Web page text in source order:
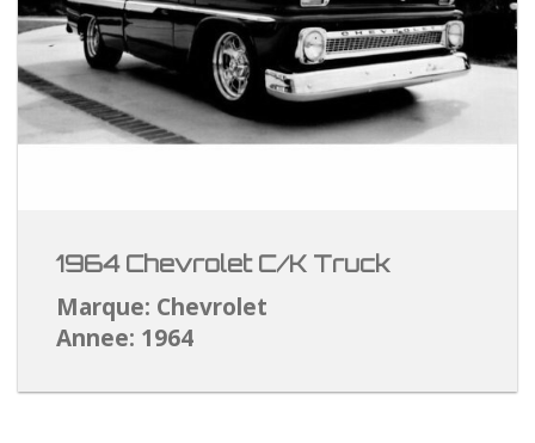
1964 Chevrolet C/K Truck
Marque: Chevrolet
Annee: 1964